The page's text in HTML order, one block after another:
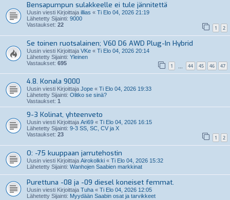
Bensapumpun sulakkeelle ei tule jännitettä
Uusin viesti Kirjoittaja illias « Ti Elo 04, 2026 21:19
Lähetetty Sijainti: 9000
Vastaukset: 22 1 2
Se toinen ruotsalainen; V60 D6 AWD Plug-In Hybrid
Uusin viesti Kirjoittaja VKe « Ti Elo 04, 2026 20:14
Lähetetty Sijainti: Yleinen
Vastaukset: 695 1 44 45 46 47
4.8. Konala 9000
Uusin viesti Kirjoittaja Jope « Ti Elo 04, 2026 19:33
Lähetetty Sijainti: Olitko se sinä?
Vastaukset: 1
9-3 Kolinat, yhteenveto
Uusin viesti Kirjoittaja Ari69 « Ti Elo 04, 2026 16:15
Lähetetty Sijainti: 9-3 SS, SC, CV ja X
Vastaukset: 23 1 2
O: -75 kuuppaan jarrutehostin
Uusin viesti Kirjoittaja Airokolkki « Ti Elo 04, 2026 15:32
Lähetetty Sijainti: Wanhojen Saabien markkinat
Purettuna -08 ja -09 diesel koneiset femmat.
Uusin viesti Kirjoittaja Tuha « Ti Elo 04, 2026 12:05
Lähetetty Sijainti: Myydään Saabin osat ja tarvikkeet